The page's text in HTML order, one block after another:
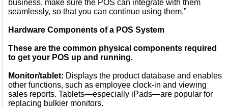
business, make sure the POS can integrate with them
seamlessly, so that you can continue using them.”
Hardware Components of a POS System
These are the common physical components required
to get your POS up and running.
Monitor/tablet: Displays the product database and enables
other functions, such as employee clock-in and viewing
sales reports. Tablets—especially iPads—are popular for
replacing bulkier monitors.